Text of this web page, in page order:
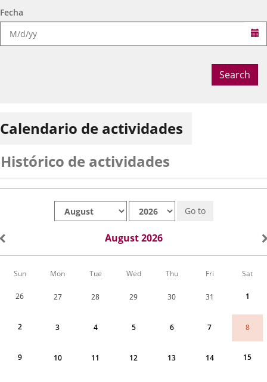
Fecha
Search
Calendario de actividades
Histórico de actividades
Go to
August 2026
Calendar
August
Sun Mon Tue Wed Thu Fri Sat
26 27 28 29 30 31 1
2 3 4 5 6 7 8
9 10 11 12 13 14 15